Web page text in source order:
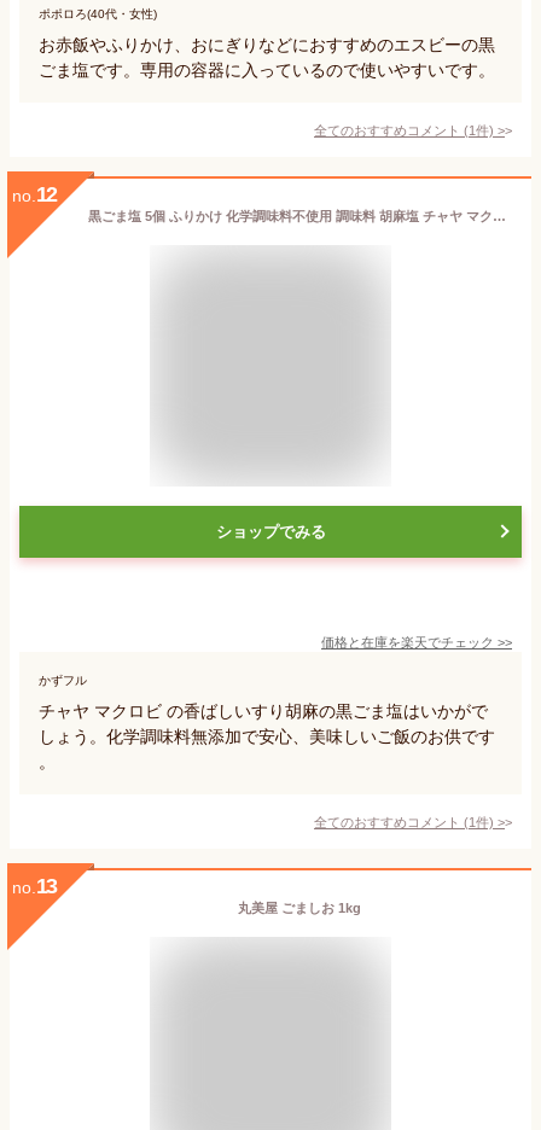
ポポロろ(40代・女性)
お赤飯やふりかけ、おにぎりなどにおすすめのエスビーの黒
ごま塩です。専用の容器に入っているので使いやすいです。
全てのおすすめコメント (1件) >
no. 12
黒ごま塩 5個 ふりかけ 化学調味料不使用 調味料 胡麻塩 チャヤ マクロビ ヴィーガン 無添加 しお 塩 ご飯のお供
ショップでみる
価格と在庫を楽天でチェック >>
かずフル
チャヤ マクロビ の香ばしいすり胡麻の黒ごま塩はいかがで
しょう。化学調味料無添加で安心、美味しいご飯のお供です
。
全てのおすすめコメント (1件) >
no. 13
丸美屋 ごましお 1kg